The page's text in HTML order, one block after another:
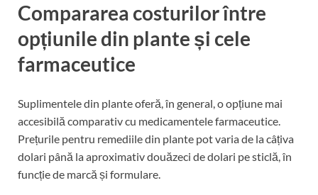
Compararea costurilor între
opțiunile din plante și cele
farmaceutice
Suplimentele din plante oferă, în general, o opțiune mai
accesibilă comparativ cu medicamentele farmaceutice.
Prețurile pentru remediile din plante pot varia de la câțiva
dolari până la aproximativ douăzeci de dolari pe sticlă, în
funcție de marcă și formulare.